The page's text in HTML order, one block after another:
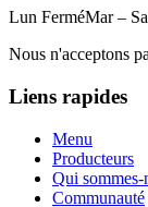
Lun FerméMar –
Nous n'acceptons
Liens rapides
Menu
Producteurs
Qui sommes-
Communauté